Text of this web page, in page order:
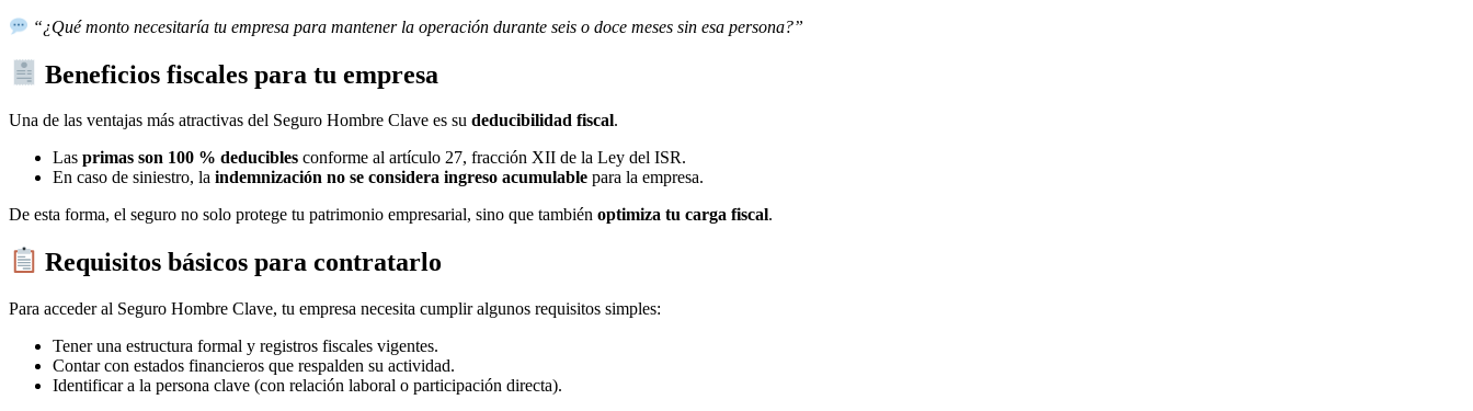
“¿Qué monto necesitaría tu empresa para mantener la operación durante seis o doce meses sin esa persona?”
Beneficios fiscales para tu empresa
Una de las ventajas más atractivas del Seguro Hombre Clave es su deducibilidad fiscal.
Las primas son 100 % deducibles conforme al artículo 27, fracción XII de la Ley del ISR.
En caso de siniestro, la indemnización no se considera ingreso acumulable para la empresa.
De esta forma, el seguro no solo protege tu patrimonio empresarial, sino que también optimiza tu carga fiscal.
Requisitos básicos para contratarlo
Para acceder al Seguro Hombre Clave, tu empresa necesita cumplir algunos requisitos simples:
Tener una estructura formal y registros fiscales vigentes.
Contar con estados financieros que respalden su actividad.
Identificar a la persona clave (con relación laboral o participación directa).